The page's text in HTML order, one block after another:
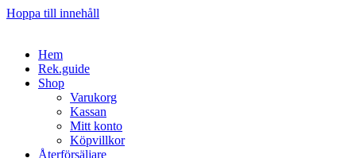
Hoppa till innehåll
Hem
Rek.guide
Shop
Varukorg
Kassan
Mitt konto
Köpvillkor
Återförsäljare